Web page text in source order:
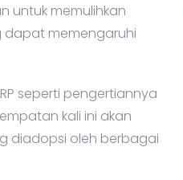
untuk memulihkan
memengaruhi
seperti pengertiannya
kali ini akan
diadopsi oleh berbagai